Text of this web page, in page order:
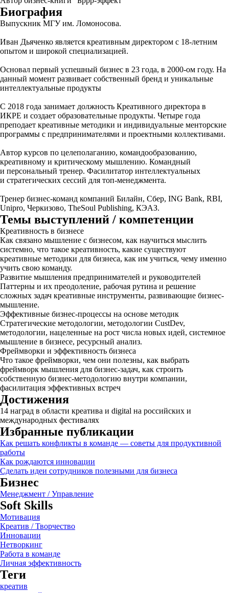
Биография
Выпускник МГУ им. Ломоносова.
Иван Дьяченко является креативным директором с 18-летним
опытом и широкой специализацией.
Основал первый успешный бизнес в 23 года, в 2000-ом году. На
данный момент развивает собственный бренд и уникальные
интеллектуальные продукты
С 2018 года занимает должность Креативного директора в
ИКРЕ и создает образовательные продукты. Четыре года
преподает креативные методики и индивидуальные менторские
программы с предпринимателями и проектными коллективами.
Автор курсов по целеполаганию, командообразованию,
креативному и критическому мышлению. Командный
и персональный тренер. Фасилитатор интеллектуальных
и стратегических сессий для топ-менеджмента.
Тренер бизнес-команд компаний Билайн, Сбер, ING Bank, RBI,
Unipro, Черкизово, TheSoul Publishing, КЭАЗ.
Темы выступлений / компетенции
Креативность в бизнесе
Как связано мышление с бизнесом, как научиться мыслить
системно, что такое креативность, какие существуют
креативные методики для бизнеса, как им учиться, чему именно
учить свою команду.
Развитие мышления предпринимателей и руководителей
Паттерны и их преодоление, рабочая рутина и решение
сложных задач креативные инструменты, развивающие бизнес-
мышление.
Эффективные бизнес-процессы на основе методик
Стратегические методологии, методологии CustDev,
методологии, нацеленные на рост числа новых идей, системное
мышление в бизнесе, ресурсный анализ.
Фреймворки и эффективность бизнеса
Что такое фреймворки, чем они полезны, как выбрать
фреймворк мышления для бизнес-задач, как строить
собственную бизнес-методологию внутри компании,
фасилитация эффективных встреч
Достижения
14 наград в области креатива и digital на российских и
международных фестивалях
Избранные публикации
Как решать конфликты в команде — советы для продуктивной
работы
Как рождаются инновации
Сделать идеи сотрудников полезными для бизнеса
Бизнес
Менеджмент / Управление
Soft Skills
Мотивация
Креатив / Творчество
Инновации
Нетворкинг
Работа в команде
Личная эффективность
Теги
креатив